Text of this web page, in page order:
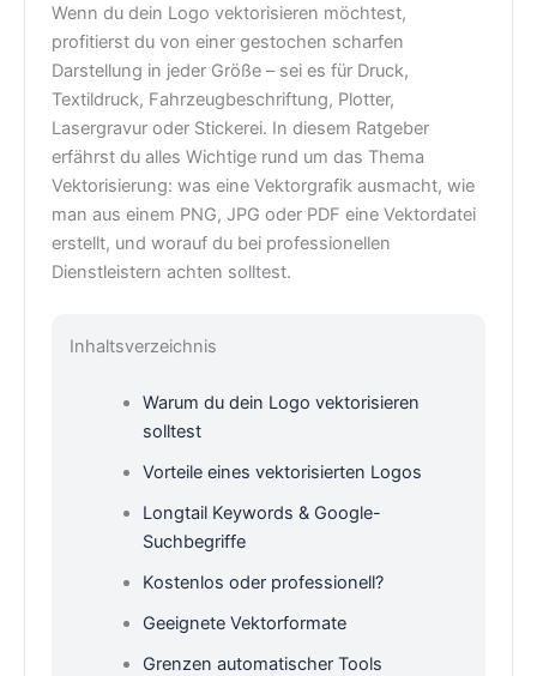
Wenn du dein Logo vektorisieren möchtest,
profitierst du von einer gestochen scharfen
Darstellung in jeder Größe – sei es für Druck,
Textildruck, Fahrzeugbeschriftung, Plotter,
Lasergravur oder Stickerei. In diesem Ratgeber
erfährst du alles Wichtige rund um das Thema
Vektorisierung: was eine Vektorgrafik ausmacht, wie
man aus einem PNG, JPG oder PDF eine Vektordatei
erstellt, und worauf du bei professionellen
Dienstleistern achten solltest.
Inhaltsverzeichnis
Warum du dein Logo vektorisieren
solltest
Vorteile eines vektorisierten Logos
Longtail Keywords & Google-
Suchbegriffe
Kostenlos oder professionell?
Geeignete Vektorformate
Grenzen automatischer Tools